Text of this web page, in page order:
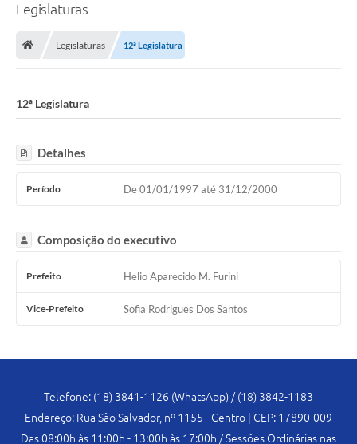
Atos Oficiais
Arquivos
Relatório de Viagens
Audiências Públicas
Prestação de Contas
Diário Oficial
Consulta Popular
Lei Geral de Proteção de Dados (LGPD)
Legislaturas
Legislaturas 12ª Legislatura
12ª Legislatura
Detalhes
Período De 01/01/1997 até 31/12/2000
Composição do executivo
Prefeito Helio Aparecido M. Furini
Vice-Prefeito Sofia Rodrigues Dos Santos
Telefone: (18) 3841-1126 (WhatsApp) / (18) 3842-1183
Endereço: Rua São Salvador, nº 1155 - Centro | CEP: 17890-009
Das 08:00h às 11:00h - 13:00h às 17:00h / Sessões Ordinárias nas